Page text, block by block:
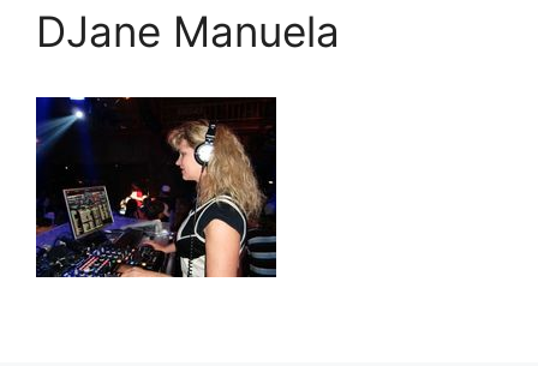
DJane Manuela